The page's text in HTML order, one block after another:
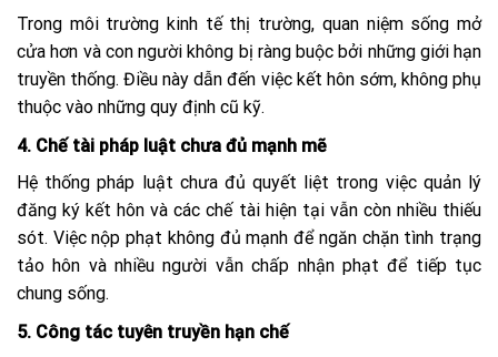
Trong môi trường kinh tế thị trường, quan niệm sống mở
cửa hơn và con người không bị ràng buộc bởi những giới hạn
truyền thống. Điều này dẫn đến việc kết hôn sớm, không phụ
thuộc vào những quy định cũ kỹ.
4. Chế tài pháp luật chưa đủ mạnh mẽ
Hệ thống pháp luật chưa đủ quyết liệt trong việc quản lý
đăng ký kết hôn và các chế tài hiện tại vẫn còn nhiều thiếu
sót. Việc nộp phạt không đủ mạnh để ngăn chặn tình trạng
tảo hôn và nhiều người vẫn chấp nhận phạt để tiếp tục
chung sống.
5. Công tác tuyên truyền hạn chế